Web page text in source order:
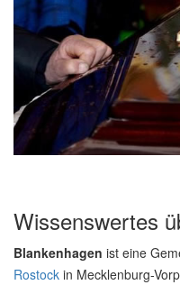
Wissenswertes
Blankenhagen ist eine
Rostock in Mecklenburg-